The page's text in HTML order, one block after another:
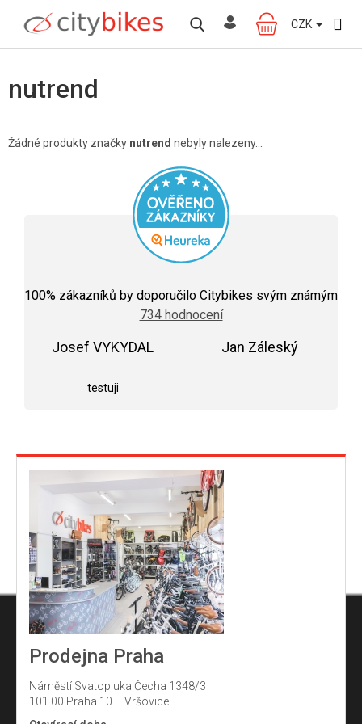
obsah
NÁKUPNÍ
KOŠÍK
CZK
nutrend
Žádné produkty značky nutrend nebyly nalezeny...
hodnocení
obchodu
je
100% zákazníků by doporučilo Citybikes svým známým
734 hodnocení
Josef VYKYDAL
testuji
Jan Záleský
Prodejna Praha
Náměstí Svatopluka Čecha 1348/3
101 00 Praha 10 – Vršovice